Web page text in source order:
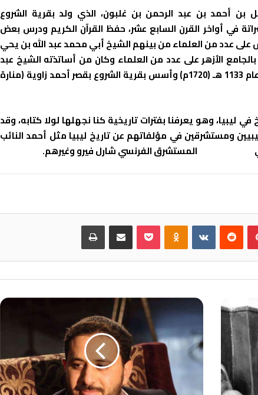
بن أحمد بن عبد الرحمن بن غلبون، الذي ولد بقرية الشروع
في أواخر القرن السابع عشر، حفظ القرآن الكريم ودرس بعض
على عدد من العلماء من بينهم الشيخ أبي محمد عبد الله بن يحي
الأزهر على عدد من العلماء وكان من أساتذته الشيخ عبد
الرؤوف البشبيشي, ثم عاد إلى مصراتة في عام 1133 هـ (1720م) وأسس بقرية الشروع بقصر أحمد زاوية (منارة
ليبيا، وهو يعرفنا بفترات تاريخية كنا نجهلها لولا كتابه، وقد
ومستشرقين في مؤلفاتهم عن تاريخ ليبيا مثل أحمد النائب
المستشرق الفرنسي شارل فيرو وغيرهم.
بينتيريست بوكيت